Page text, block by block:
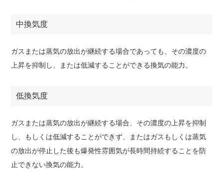
中換気度
ガスまたは蒸気の放出が継続する場合であっても、その濃度の
上昇を抑制し、または低減することができる換気の能力。
低換気度
ガスまたは蒸気の放出が継続する場合、その濃度の上昇を抑制
し、もしくは低減することができず、またはガスもしくは蒸気
の放出が停止した後も爆発性雰囲気が長時間持続することを防
止できない換気の能力。